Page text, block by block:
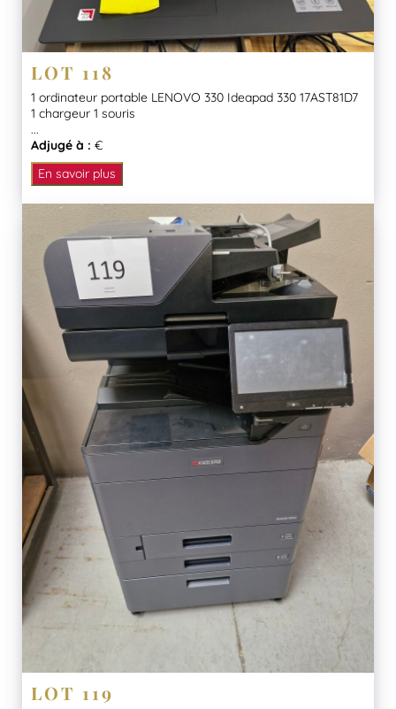
LOT 118
1 ordinateur portable LENOVO 330 Ideapad 330 17AST81D7
1 chargeur 1 souris
...
Adjugé à : €
En savoir plus
LOT 119